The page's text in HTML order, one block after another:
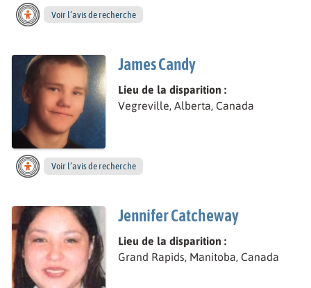
Voir l’avis de recherche
James Candy
Lieu de la disparition :
Vegreville, Alberta, Canada
Voir l’avis de recherche
Jennifer Catcheway
Lieu de la disparition :
Grand Rapids, Manitoba, Canada